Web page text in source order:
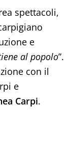
spettacoli,
e
al popolo”.
con il
e
Carpi.